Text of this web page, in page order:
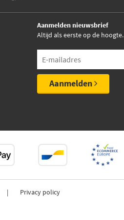
Aanmelden nieuwsbrief
Altijd als eerste op de hoogte.
Aanmelden
Privacy policy